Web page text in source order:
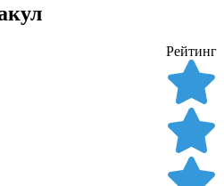
Рейтинг